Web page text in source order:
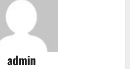
admin